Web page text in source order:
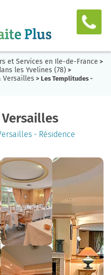
et Services en Ile-de-France >
les Yvelines (78) >
Versailles > Les Templitudes -
- Résidence